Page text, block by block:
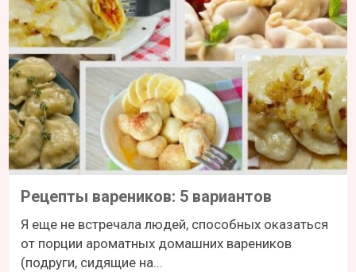
Рецепты вареников: 5 вариантов
Я еще не встречала людей, способных оказаться
от порции ароматных домашних вареников
(подруги, сидящие на...